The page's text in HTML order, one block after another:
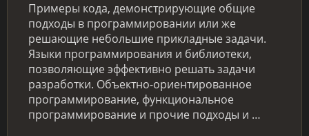
Примеры кода, демонстрирующие общие
подходы в программировании или же
решающие небольшие прикладные задачи.
Языки программирования и библиотеки,
позволяющие эффективно решать задачи
разработки. Объектно-ориентированное
программирование, функциональное
программирование и прочие подходы и …